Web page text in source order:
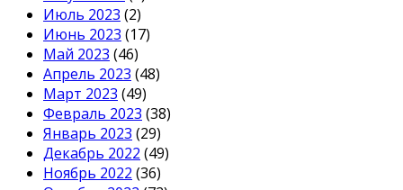
Июль 2023 (2)
Июнь 2023 (17)
Май 2023 (46)
Апрель 2023 (48)
Март 2023 (49)
Февраль 2023 (38)
Январь 2023 (29)
Декабрь 2022 (49)
Ноябрь 2022 (36)